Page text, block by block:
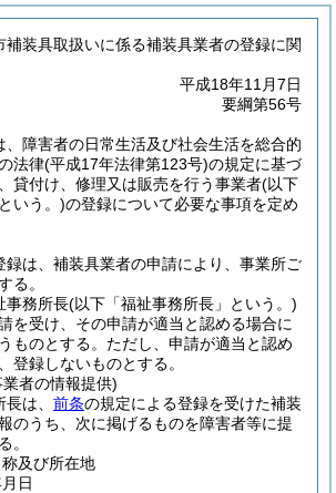
補装具取扱いに係る補装具業者の登録に関
平成18年11月7日
要綱第56号
、障害者の日常生活及び社会生活を総合的
法律(平成17年法律第123号)の規定に基づ
貸付け、修理又は販売を行う事業者(以下
いう。)の登録について必要な事項を定め
録は、補装具業者の申請により、事業所ご
る。
事務所長(以下「福祉事務所長」という。)
を受け、その申請が適当と認める場合に
ものとする。 ただし、申請が適当と認め
登録しないものとする。
者の情報提供)
は、 前条の規定による登録を受けた補装
のうち、次に掲げるものを障害者等に提
。
及び所在地
日